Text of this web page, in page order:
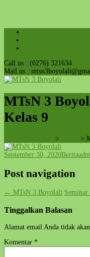
Call us : (0276) 321634
Mail us :
MTsN 3
Kelas 9
> >
September 30, 2020Berita
Post navigation
← MTsN 3 Boyolali
Tinggalkan Balasan
Alamat email Anda tidak
Komentar *